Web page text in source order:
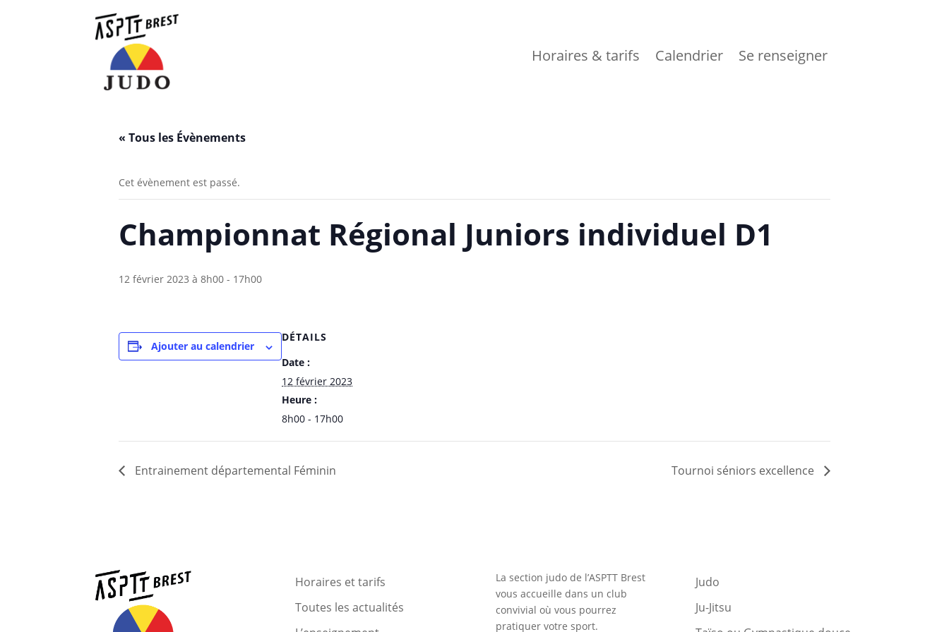
Horaires & tarifs Calendrier Se renseigner
« Tous les Évènements
Cet évènement est passé.
Championnat Régional Juniors individuel D1
12 février 2023 à 8h00 - 17h00
Ajouter au calendrier
DÉTAILS
Date :
12 février 2023
Heure :
8h00 - 17h00
Entrainement départemental Féminin Tournoi séniors excellence
Horaires et tarifs
Toutes les actualités
La section judo de l’ASPTT Brest
vous accueille dans un club
convivial où vous pourrez
pratiquer votre sport.
Judo
Ju-Jitsu